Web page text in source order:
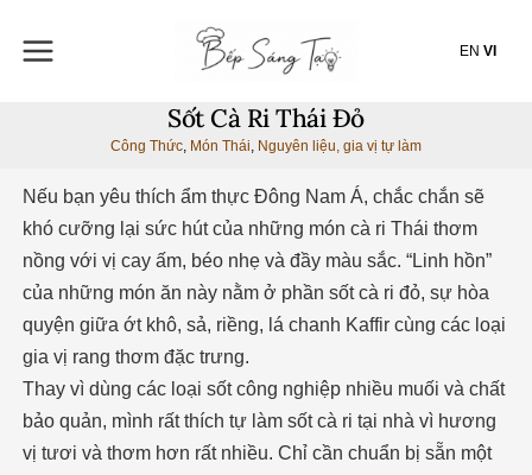
EN VI
Sốt Cà Ri Thái Đỏ
Công Thức, Món Thái, Nguyên liệu, gia vị tự làm
Nếu bạn yêu thích ẩm thực Đông Nam Á, chắc chắn sẽ
khó cưỡng lại sức hút của những món cà ri Thái thơm
nồng với vị cay ấm, béo nhẹ và đầy màu sắc. “Linh hồn”
của những món ăn này nằm ở phần sốt cà ri đỏ, sự hòa
quyện giữa ớt khô, sả, riềng, lá chanh Kaffir cùng các loại
gia vị rang thơm đặc trưng.
Thay vì dùng các loại sốt công nghiệp nhiều muối và chất
bảo quản, mình rất thích tự làm sốt cà ri tại nhà vì hương
vị tươi và thơm hơn rất nhiều. Chỉ cần chuẩn bị sẵn một